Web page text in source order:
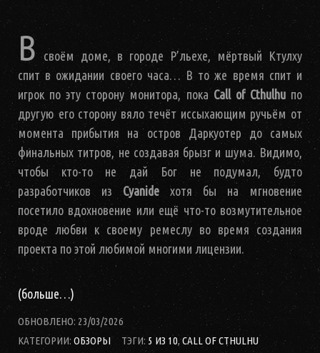
В
своём доме, в городе Р’льехе, мёртвый Ктулху
спит в ожидании своего часа… В то же время спит и
игрок по эту сторону монитора, пока Call of Cthulhuпо
другую его сторону вяло течёт иссыхающим ручьём от
момента прибытия на остров Даркуотер до самых
финальных титров, не создавая брызг и шума. Видимо,
чтобы кто-то не дай Бог не подумал, будто
разработчиков изCyanide хотя бы на мгновение
посетило вдохновение или ещё что-то возмутительное
вроде любви к своему ремеслу во время создания
проекта по этой любимой многими лицензии.
(больше…)
ОБНОВЛЕНО: 23/03/2026
КАТЕГОРИИ: ОБЗОРЫ ТЭГИ: 5 ИЗ 10,CALL OF CTHULHU